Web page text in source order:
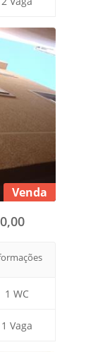
Venda
1 WC
1 Vaga